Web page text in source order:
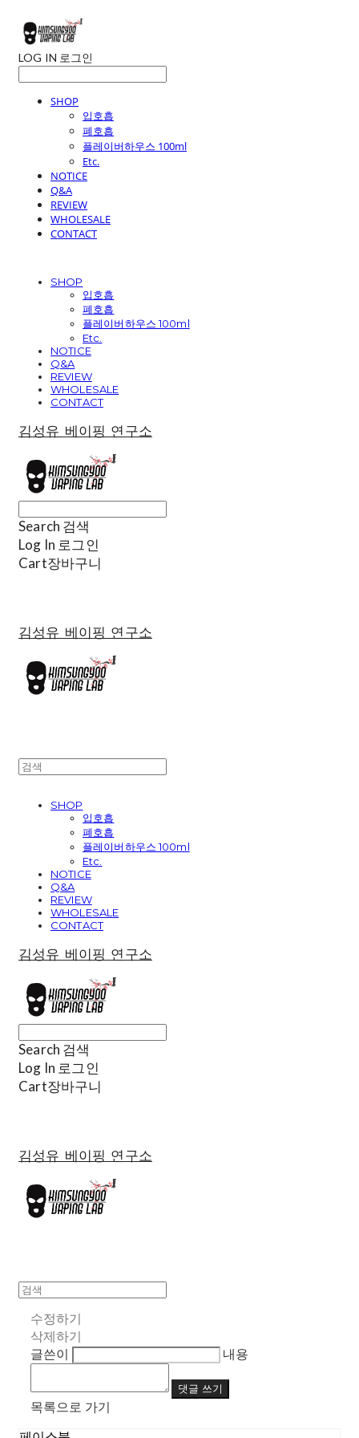
LOG IN 로그인
SHOP
입호흡
폐호흡
플레이버하우스 100ml
Etc.
NOTICE
Q&A
REVIEW
WHOLESALE
CONTACT
SHOP
입호흡
폐호흡
플레이버하우스 100ml
Etc.
NOTICE
Q&A
REVIEW
WHOLESALE
CONTACT
김성유 베이핑 연구소
Search 검색
Log In 로그인
Cart장바구니
김성유 베이핑 연구소
SHOP
입호흡
폐호흡
플레이버하우스 100ml
Etc.
NOTICE
Q&A
REVIEW
WHOLESALE
CONTACT
김성유 베이핑 연구소
Search 검색
Log In 로그인
Cart장바구니
김성유 베이핑 연구소
수정하기
삭제하기
글쓴이
내용
댓글 쓰기
목록으로 가기